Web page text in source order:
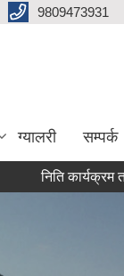
9809473931
ग्यालरी सम्पर्क
निति कार्यक्रम तथा